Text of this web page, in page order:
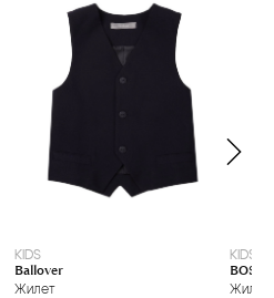
KIDS
Ballover
Жилет
KIDS
BOSS
Жилет